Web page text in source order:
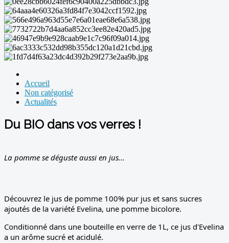
Accueil
Non catégorisé
Actualités
Du BIO dans vos verres !
La pomme se déguste aussi en jus...
Découvrez le jus de pomme 100% pur jus et sans sucres
Conditionné dans une bouteille en verre de 1L, ce jus d'Evelina
a un arôme sucré et acidulé.